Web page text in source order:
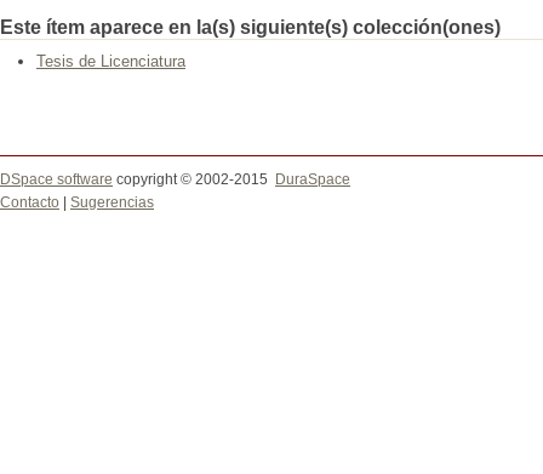
Este ítem aparece en la(s) siguiente(s) colección(ones)
Tesis de Licenciatura
DSpace software copyright © 2002-2015
DuraSpace
Contacto
Sugerencias